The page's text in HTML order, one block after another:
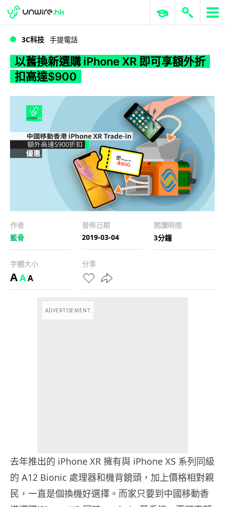
WWDC 2026 ERP 與商業 AI
3C科技 手提電話
以舊換新選購 iPhone XR 即可享額外折
扣高達$900
作者
藍骨
發佈日期
2019-03-04
閱讀時間
3分鐘
字體大小
AAA
分享
ADVERTISEMENT
去年推出的 iPhone XR 擁有與 iPhone XS 系列同級
的 A12 Bionic 處理器和機背鏡頭，加上價格相對親
民，一直是個換機好選擇。而家只要到中國移動香